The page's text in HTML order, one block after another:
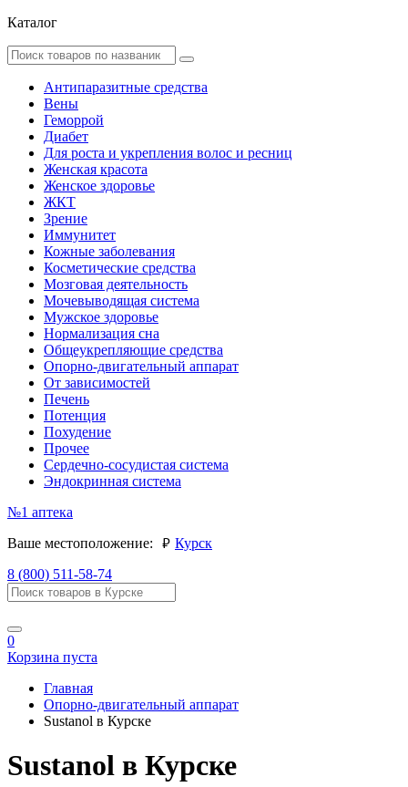
Каталог
Антипаразитные средства
Вены
Геморрой
Диабет
Для роста и укрепления волос и ресниц
Женская красота
Женское здоровье
ЖКТ
Зрение
Иммунитет
Кожные заболевания
Косметические средства
Мозговая деятельность
Мочевыводящая система
Мужское здоровье
Нормализация сна
Общеукрепляющие средства
Опорно-двигательный аппарат
От зависимостей
Печень
Потенция
Похудение
Прочее
Сердечно-сосудистая система
Эндокринная система
№1 аптека
Ваше местоположение:
руб. Курск
8 (800) 511-58-74
0
Корзина пуста
Главная
Опорно-двигательный аппарат
Sustanol в Курске
Sustanol в Курске